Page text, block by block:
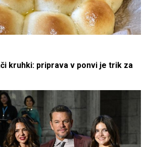
kruhki: priprava v ponvi je trik za